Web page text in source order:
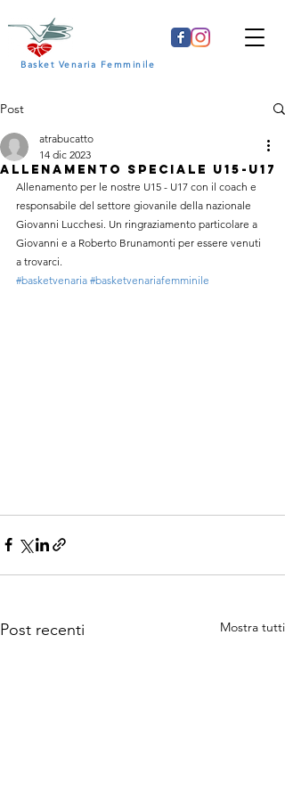
Basket Venaria Femminile
Post
ALLENAMENTO SPECIALE U15-U17
atrabucatto
14 dic 2023
Allenamento per le nostre U15 - U17 con il coach e
responsabile del settore giovanile della nazionale
Giovanni Lucchesi. Un ringraziamento particolare a
Giovanni e a Roberto Brunamonti per essere venuti
a trovarci.
#basketvenaria #basketvenariafemminile
Post recenti Mostra tutti